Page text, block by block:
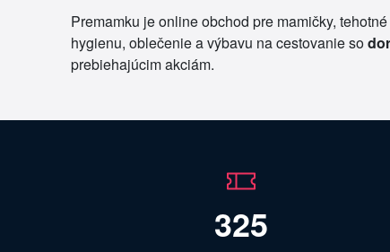
Premamku je online obchod pre mamičky,
hygienu, oblečenie a výbavu na cestovanie so
prebiehajúcim akciám.
325